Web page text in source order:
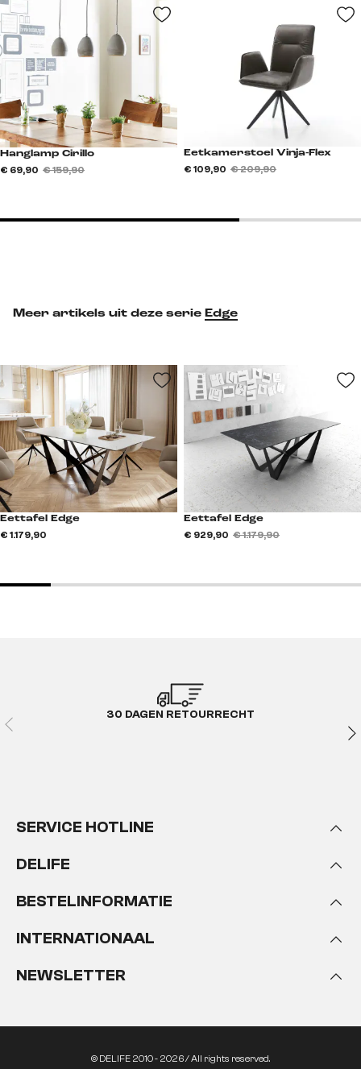
Meer artikels uit deze serie Edge
Eettafel Edge
€ 1.179,90
Eettafel Edge
€ 929,90 € 1.179,90
Hanglamp Cirillo
€ 69,90 € 159,90
Eetkamerstoel Vinja-Flex
€ 109,90 € 209,90
30 DAGEN RETOURRECHT
SERVICE HOTLINE
DELIFE
BESTELINFORMATIE
INTERNATIONAAL
NEWSLETTER
© DELIFE 2010 - 2026 / All rights reserved.